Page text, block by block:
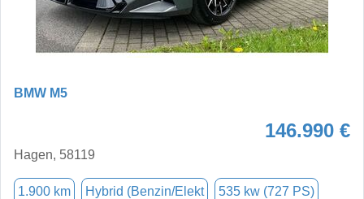
BMW M5
146.990 €
Hagen, 58119
1.900 km Hybrid (Benzin/Elekt 535 kw (727 PS)